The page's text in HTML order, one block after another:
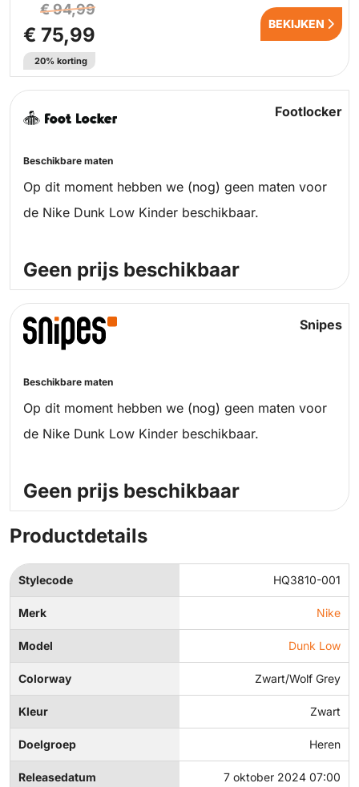
Footlocker
Beschikbare maten
Op dit moment hebben we (nog) geen maten voor
de Nike Dunk Low Kinder beschikbaar.
Geen prijs beschikbaar
Snipes
Beschikbare maten
Op dit moment hebben we (nog) geen maten voor
de Nike Dunk Low Kinder beschikbaar.
Geen prijs beschikbaar
€ 94,99
€ 75,99
20% korting
BEKIJKEN
Productdetails
Stylecode HQ3810-001
Merk Nike
Model Dunk Low
Colorway Zwart/Wolf Grey
Kleur Zwart
Doelgroep Heren
Releasedatum 7 oktober 2024 07:00